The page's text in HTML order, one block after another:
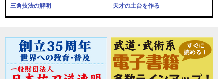
三角技法の解明
天才の土台を作る